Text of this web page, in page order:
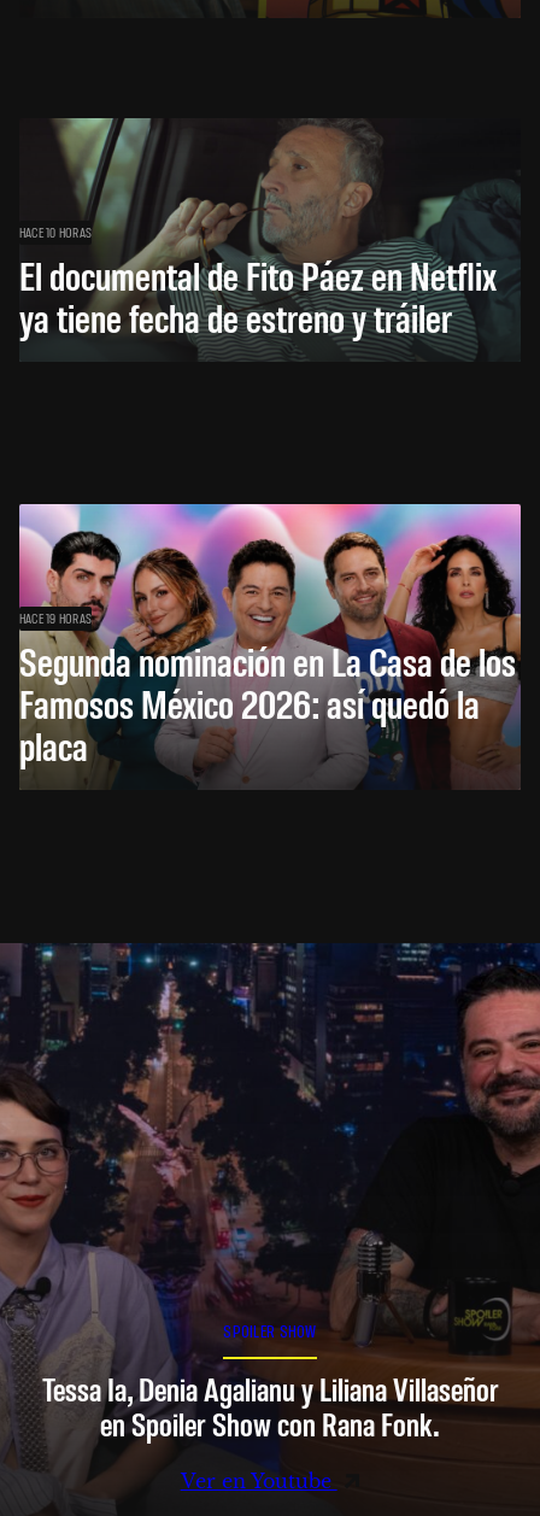
HACE 10 HORAS
El documental de Fito Páez en Netflix
ya tiene fecha de estreno y tráiler
HACE 19 HORAS
Segunda nominación en La Casa de los
Famosos México 2026: así quedó la
placa
SPOILER SHOW
Tessa Ia, Denia Agalianu y Liliana Villaseñor
en Spoiler Show con Rana Fonk.
Ver en Youtube